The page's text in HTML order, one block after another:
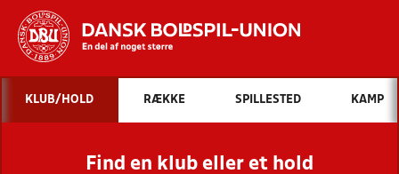
Hvad vil du søge efter?
INDHOLD OG NYHEDER
STILLINGER, RESULTATER, KLUBBER OG
KLUB/HOLD RÆKKE SPILLESTED KAMP
Find en klub eller et hold